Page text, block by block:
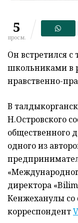
5
просм.
Он встретился
школьниками в
нравственно-
В
Н.Островского
общественного
одного из
директора
Кенжеханулы со
корреспондент